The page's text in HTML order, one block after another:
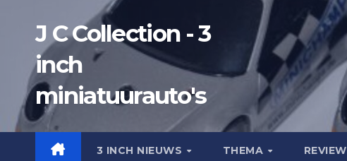
inhoud
J C Collection - 3
inch
miniatuurauto's
3 INCH NIEUWS THEMA REVIEW